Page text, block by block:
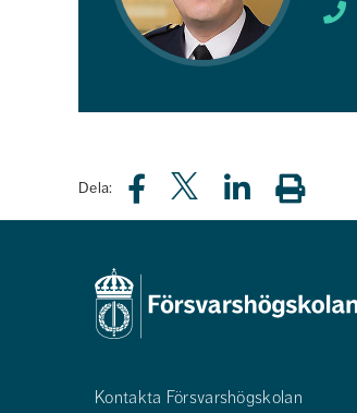
Dela:
Kontakta Försvarshögskolan